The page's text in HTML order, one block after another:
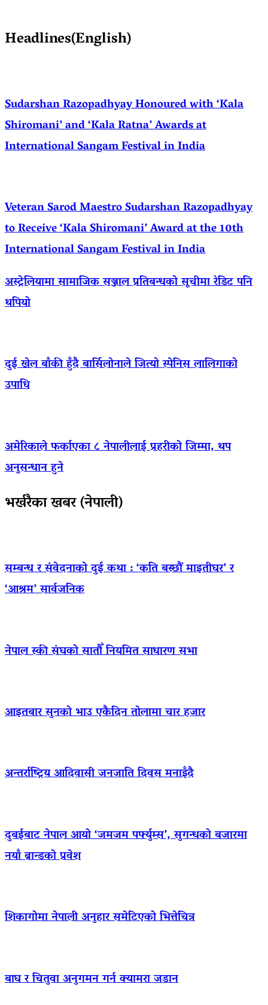
Headlines(English)
Sudarshan Razopadhyay Honoured with ‘Kala
Shiromani’ and ‘Kala Ratna’ Awards at
International Sangam Festival in India
Veteran Sarod Maestro Sudarshan Razopadhyay
to Receive ‘Kala Shiromani’ Award at the 10th
International Sangam Festival in India
अस्ट्रेलियामा सामाजिक सञ्जाल प्रतिबन्धको सूचीमा रेडिट पनि
थपियो
दुई खेल बाँकी हुँदै बार्सिलोनाले जित्यो स्पेनिस लालिगाको
उपाधि
अमेरिकाले फर्काएका ८ नेपालीलाई प्रहरीको जिम्मा, थप
अनुसन्धान हुने
भर्खरैका खबर (नेपाली)
सम्बन्ध र संवेदनाको दुई कथा : ‘कति बस्छौं माइतीघर’ र
‘आश्रम’ सार्वजनिक
नेपाल स्की संघको सातौँ नियमित साधारण सभा
आइतबार सुनको भाउ एकैदिन तोलामा चार हजार
अन्तर्राष्ट्रिय आदिवासी जनजाति दिवस मनाइँदै
दुबईबाट नेपाल आयो ‘जमजम पर्फ्युम्स’, सुगन्धको बजारमा
नयाँ ब्रान्डको प्रवेश
शिकागोमा नेपाली अनुहार समेटिएको भित्तेचित्र
बाघ र चितुवा अनुगमन गर्न क्यामरा जडान